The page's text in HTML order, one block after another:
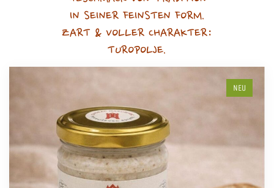
IN SEINER FEINSTEN FORM.
ZART & VOLLER CHARAKTER:
TUROPOLJE.
NEU